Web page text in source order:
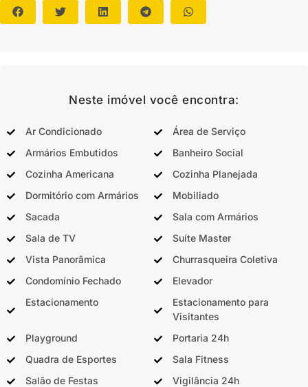
Neste imóvel você encontra:
Ar Condicionado
Área de Serviço
Armários Embutidos
Banheiro Social
Cozinha Americana
Cozinha Planejada
Dormitório com Armários
Mobiliado
Sacada
Sala com Armários
Sala de TV
Suíte Master
Vista Panorâmica
Churrasqueira Coletiva
Condomínio Fechado
Elevador
Estacionamento
Estacionamento para
Visitantes
Playground
Portaria 24h
Quadra de Esportes
Sala Fitness
Salão de Festas
Vigilância 24h